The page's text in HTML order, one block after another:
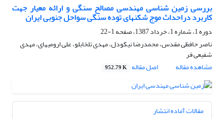
بررسی زمین شناسی مهندسی مصالح سنگی و ارائه معیار جهت
کاربرد دراحداث موج شکنهای توده سنگی سواحل جنوبی ایران
دوره 1، شماره 1، خرداد 1387، صفحه
1-22
ناصر حافظی مقدس، محمدرضا نیکودل، مهدی تلخابلو، علی ارومیه­ای، مهدی
شفیعی فر
مشاهده مقاله
اصل مقاله 952.79 K
مقالات آماده انتشار